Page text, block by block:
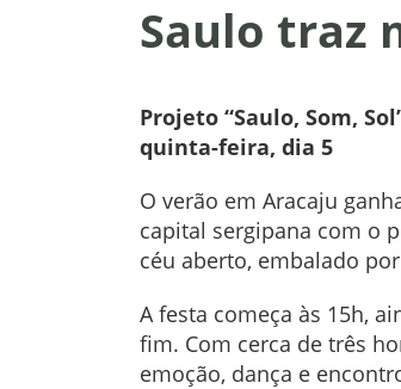
Saulo traz
Projeto “Saulo, Som,
quinta-feira, dia 5
O verão em Aracaju
capital sergipana com o
céu aberto, embalado
A festa começa às 15h,
fim. Com cerca de três
emoção, dança e